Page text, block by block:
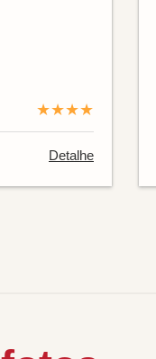
★★★★
Detalhe